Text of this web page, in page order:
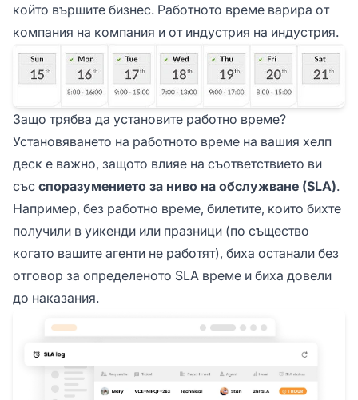
който вършите бизнес. Работното време варира от
компания на компания и от индустрия на индустрия.
Защо трябва да установите работно време?
Установяването на работното време на вашия хелп
деск е важно, защото влияе на съответствието ви
със споразумението за ниво на обслужване (SLA).
Например, без работно време, билетите, които бихте
получили в уикенди или празници (по същество
когато вашите агенти не работят), биха останали без
отговор за определеното SLA време и биха довели
до наказания.